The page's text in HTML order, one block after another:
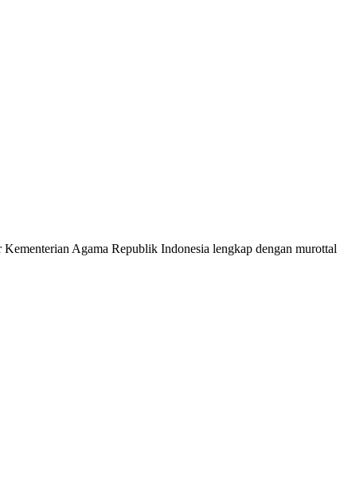
Agama Republik Indonesia lengkap dengan murottal